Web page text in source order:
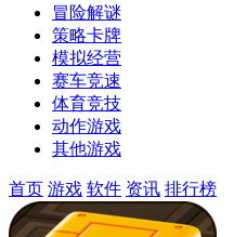
冒险解谜
策略卡牌
模拟经营
赛车竞速
体育竞技
动作游戏
其他游戏
首页 游戏 软件 资讯 排行榜